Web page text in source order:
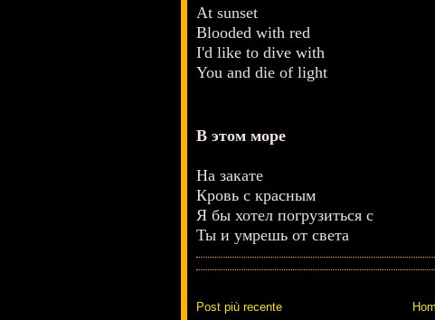
At sunset
Blooded with red
I'd like to dive with
You and die of light
В этом море
На закате
Кровь с красным
Я бы хотел погрузиться с
Ты и умрешь от света
Post più recente